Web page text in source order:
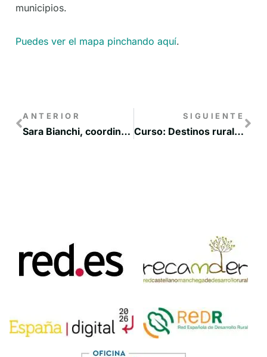
municipios.
Puedes ver el mapa pinchando aquí.
ANTERIOR
Sara Bianchi, coordinadora de la SSPA, participa en la jornada de la FGUMA
SIGUIENTE
Curso: Destinos rurales circulares como laboratorios de innovación